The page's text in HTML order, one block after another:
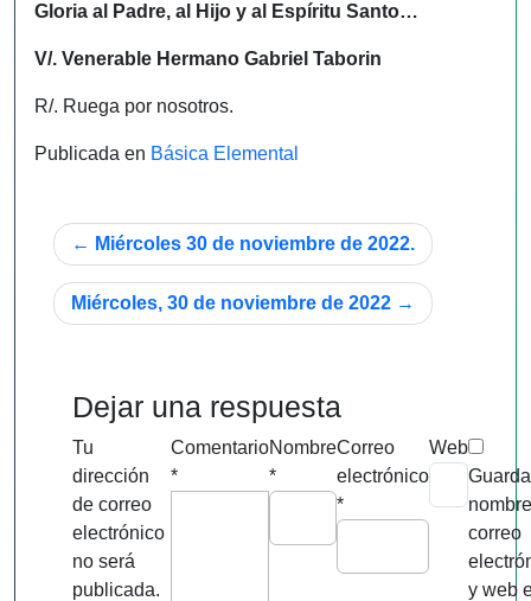
Gloria al Padre, al Hijo y al Espíritu Santo…
V/. Venerable Hermano Gabriel Taborin
R/. Ruega por nosotros.
Publicada en Básica Elemental
Navegación
de
entradas
Miércoles 30 de noviembre de 2022.
Miércoles, 30 de noviembre de 2022
Dejar una respuesta
Tu
dirección
de correo
electrónico
no será
publicada.
Comentario
*
Nombre
*
Correo
electrónico
*
Web
correo
y web